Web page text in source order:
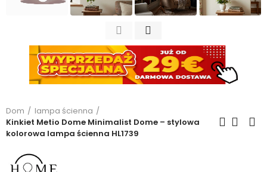
Dom
lampa ścienna
Kinkiet Metio Dome Minimalist Dome – stylowa
kolorowa lampa ścienna HL1739